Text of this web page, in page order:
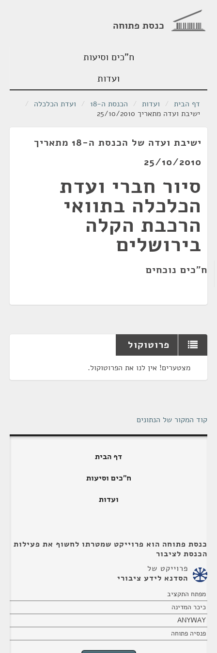
כנסת פתוחה
ח"כים וסיעות
ועדות
דף הבית / ועדות / הכנסת ה-18 / ועדת הכלכלה /
ישיבת ועדה מתאריך 25/10/2010
ישיבת ועדה של הכנסת ה-18 מתאריך
25/10/2010
סיור חברי ועדת
הכלכלה בתוואי
הרכבת הקלה
בירושלים
ח"כים נוכחים
פרוטוקול
מצטערים! אין לנו את הפרוטוקול.
קוד המקור של הנתונים
דף הבית
ח"כים וסיעות
ועדות
כנסת פתוחה הוא פרוייקט שמטרתו לחשוף את פעילות
הכנסת לציבור
פרוייקט של
הסדנא לידע ציבורי
מפתח התקציב
כיכר המדינה
ANYWAY
פנסיה פתוחה